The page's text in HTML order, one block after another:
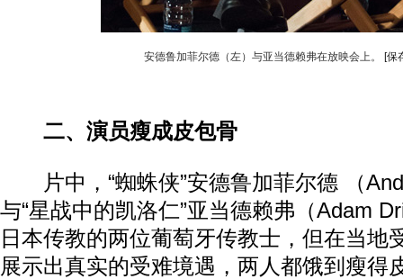
安德鲁加菲尔德（左）与亚当德赖弗在放映会上。 [保
二、演员瘦成皮包骨
片中，“蜘蛛侠”安德鲁加菲尔德 （
与“星战中的凯洛仁”亚当德赖弗（Adam
日本传教的两位葡萄牙传教士，但在当地
展示出真实的受难境遇，两人都饿到瘦得